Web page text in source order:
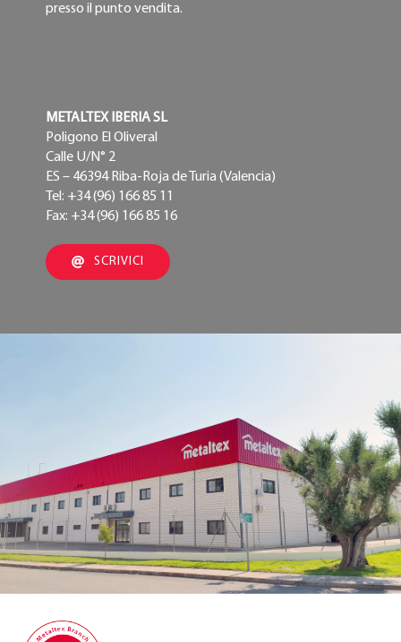
presso il punto vendita.
METALTEX IBERIA SL
Poligono El Oliveral
Calle U/N° 2
ES – 46394 Riba-Roja de Turia (Valencia)
Tel: +34 (96) 166 85 11
Fax: +34 (96) 166 85 16
SCRIVICI